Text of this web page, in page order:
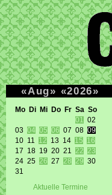
«Aug» «2026»
Mo Di Mi Do Fr Sa So
01
02
03 04 05 06 07 08 09
10 11 12 13 14 15
16
17 18 19 20 21 22
23
24 25 26 27 28 29 30
31
Aktuelle Termine